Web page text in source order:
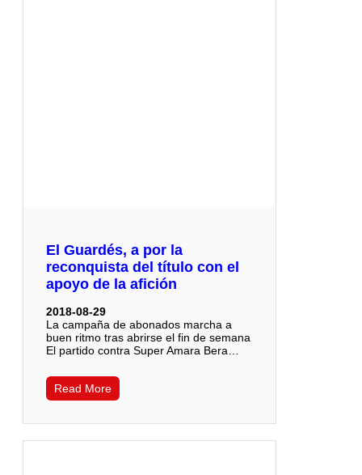
El Guardés, a por la
reconquista del título con el
apoyo de la afición
2018-08-29
La campaña de abonados marcha a
buen ritmo tras abrirse el fin de semana
El partido contra Super Amara Bera…
Read More